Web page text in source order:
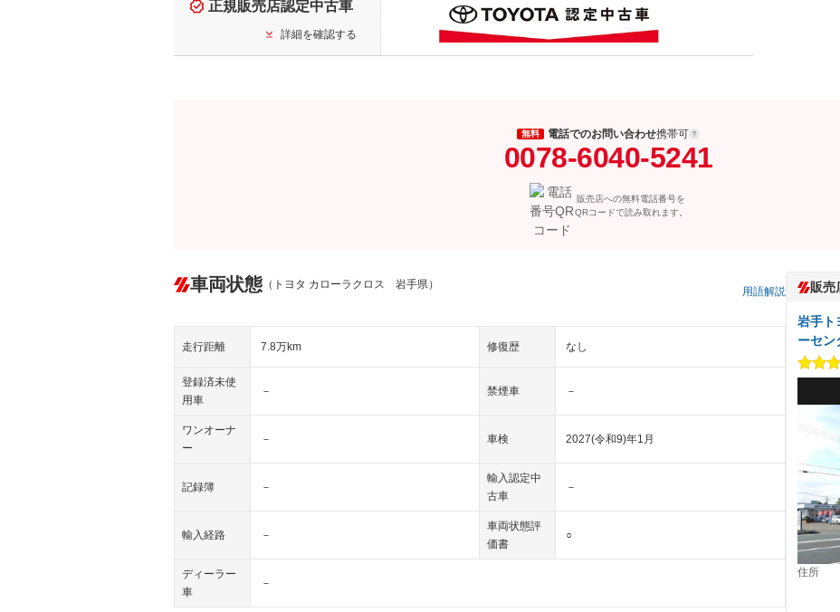
正規販売店認定中古車
詳細を確認する
無料 電話でのお問い合わせ携帯可
0078-6040-5241
販売店への無料電話番号を
QRコードで読み取れます。
車両状態 （トヨタ カローラクロス 岩手県）
用語解説
走行距離 7.8万km 修復歴 なし
登録済未使
用車
－ 禁煙車 －
ワンオーナ
ー
－ 車検 2027(令和9)年1月
記録簿 －
輸入認定中
古車
－
輸入経路 －
車両状態評
価書
○
ディーラー
車
－
販売
岩手
ーセン
住所